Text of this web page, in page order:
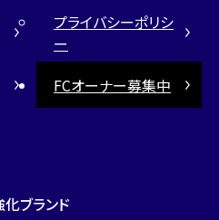
プライバシーポリシ
ー
FCオーナー募集中
ブランド